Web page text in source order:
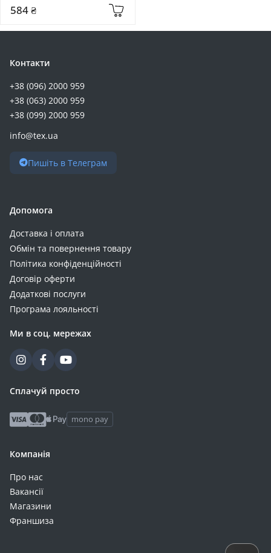
(EMP106WE)
584 ₴
Контакти
+38 (096) 2000 959
+38 (063) 2000 959
+38 (099) 2000 959
info@tex.ua
Пишіть в Телеграм
Допомога
Доставка і оплата
Обмін та повернення товару
Політика конфіденційності
Договір оферти
Додаткові послуги
Програма лояльності
Ми в соц. мережах
Сплачуй просто
mono pay
Компанія
Про нас
Вакансії
Магазини
Франшиза